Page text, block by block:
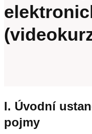
I. Úvodní
pojmy